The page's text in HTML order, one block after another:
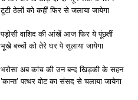
टूटी ठेलों को कहीं फिर से जलाया जायेगा
पड़ोसी वाशिद की आंखें आज फिर ये पूंछतीं
भूखे बच्चों को तेरे घर पे सुलाया जायेगा
भरोसा अब कांच की उन बन्द खिड़की के सहन
’कान्त’ पत्थर वोट का संसद से चलाया जायेगा